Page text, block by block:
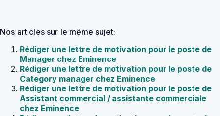
Nos articles sur le même sujet:
Rédiger une lettre de motivation pour le poste de
Manager chez Eminence
Rédiger une lettre de motivation pour le poste de
Category manager chez Eminence
Rédiger une lettre de motivation pour le poste de
Assistant commercial / assistante commerciale
chez Eminence